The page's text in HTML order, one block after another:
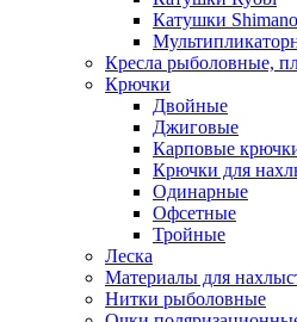
Катушки Shimano
Кресла рыболовные,
Крючки
Двойные
Джиговые
Карповые
Крючки для
Одинарные
Офсетные
Тройные
Леска
Материалы для
Нитки рыболовные